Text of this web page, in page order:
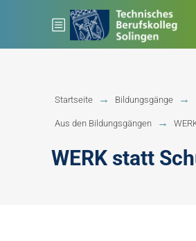
Startseite Bildungsgänge
Aus den Bildungsgängen
WERK statt